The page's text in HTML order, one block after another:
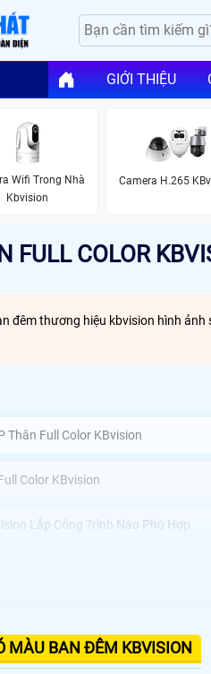
GIỚI THIỆU
Wifi Trong Nhà
Kbvision
Camera H.265
FULL COLOR
đêm thương hiệu kbvision hình
Thân Full Color KBvision
Color KBvision
Lắp Công Trình Nào Phù Hợp
là được trang bị đèn trợ sáng ban
giúp giảm thiểu các vấn đề như
MÀU BAN ĐÊM KBVISION